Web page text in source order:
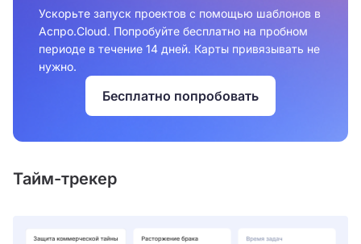
Ускорьте запуск проектов с помощью шаблонов в
Аспро.Cloud. Попробуйте бесплатно на пробном
периоде в течение 14 дней. Карты привязывать не
нужно.
Бесплатно попробовать
Тайм-трекер